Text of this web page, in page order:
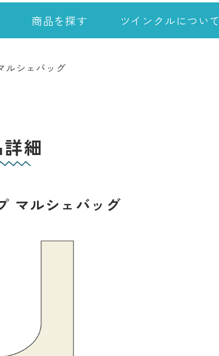
商品を探す ツインクルについて
ルシェバッグ
細
マルシェバッグ